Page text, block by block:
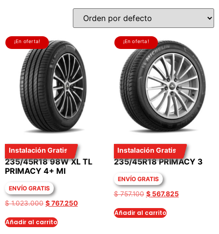
¡En oferta!
Instalación Gratis
LLANTA MICHELIN
235/45R18 98W XL TL
PRIMACY 4+ MI
ENVÍO GRATIS
$1.023.000 $767.250
Añadir al carrito
¡En oferta!
Instalación Gratis
LLANTA MICHELIN
235/45R18 PRIMACY 3
ENVÍO GRATIS
$757.100 $567.825
Añadir al carrito